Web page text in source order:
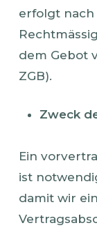
erfolgt
dem Gebot
ZGB).
Zweck
Ein
ist
damit wir